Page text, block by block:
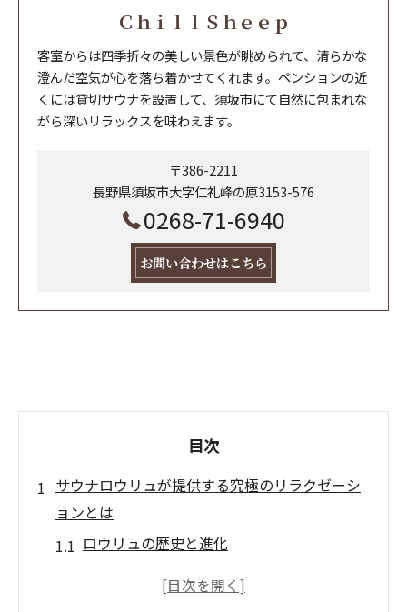
ＣｈｉｌｌＳｈｅｅｐ
客室からは四季折々の美しい景色が眺められて、清らかな
澄んだ空気が心を落ち着かせてくれます。ペンションの近
くには貸切サウナを設置して、須坂市にて自然に包まれな
がら深いリラックスを味わえます。
〒386-2211
長野県須坂市大字仁礼峰の原3153-576
0268-71-6940
お問い合わせはこちら
目次
サウナロウリュが提供する究極のリラクゼーシ
ョンとは
ロウリュの歴史と進化
心地よい蒸気の体験を最大化する方法